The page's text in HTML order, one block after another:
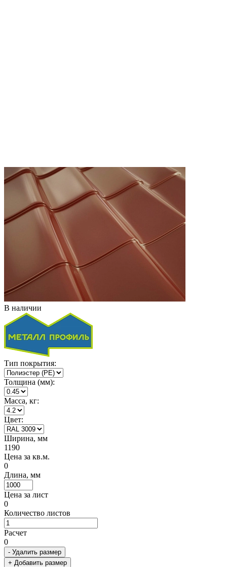
В наличии
Тип покрытия:
Толщина (мм):
Масса, кг:
Цвет:
Ширина, мм
1190
Цена за кв.м.
0
Длина, мм
Цена за лист
0
Количество листов
Расчет
0
- Удалить размер
+ Добавить размер